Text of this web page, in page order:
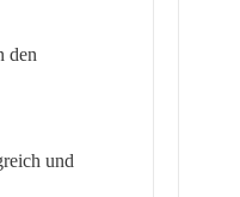
den
und